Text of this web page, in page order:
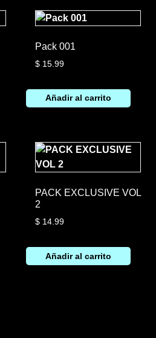
Pack 001
$15.99
Añadir al carrito
PACK EXCLUSIVE VOL
2
$14.99
Añadir al carrito